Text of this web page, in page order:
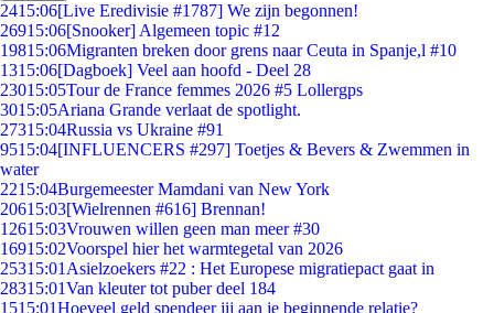
2415:06[Live Eredivisie #1787] We zijn begonnen!
26915:06[Snooker] Algemeen topic #12
19815:06Migranten breken door grens naar Ceuta in Spanje,l #10
1315:06[Dagboek] Veel aan hoofd - Deel 28
23015:05Tour de France femmes 2026 #5 Lollergps
3015:05Ariana Grande verlaat de spotlight.
27315:04Russia vs Ukraine #91
9515:04[INFLUENCERS #297] Toetjes & Bevers & Zwemmen in
water
2215:04Burgemeester Mamdani van New York
20615:03[Wielrennen #616] Brennan!
12615:03Vrouwen willen geen man meer #30
16915:02Voorspel hier het warmtegetal van 2026
25315:01 Asielzoekers #22 : Het Europese migratiepact gaat in
28315:01Van kleuter tot puber deel 184
1515:01Hoeveel geld spendeer jij aan je beginnende relatie?